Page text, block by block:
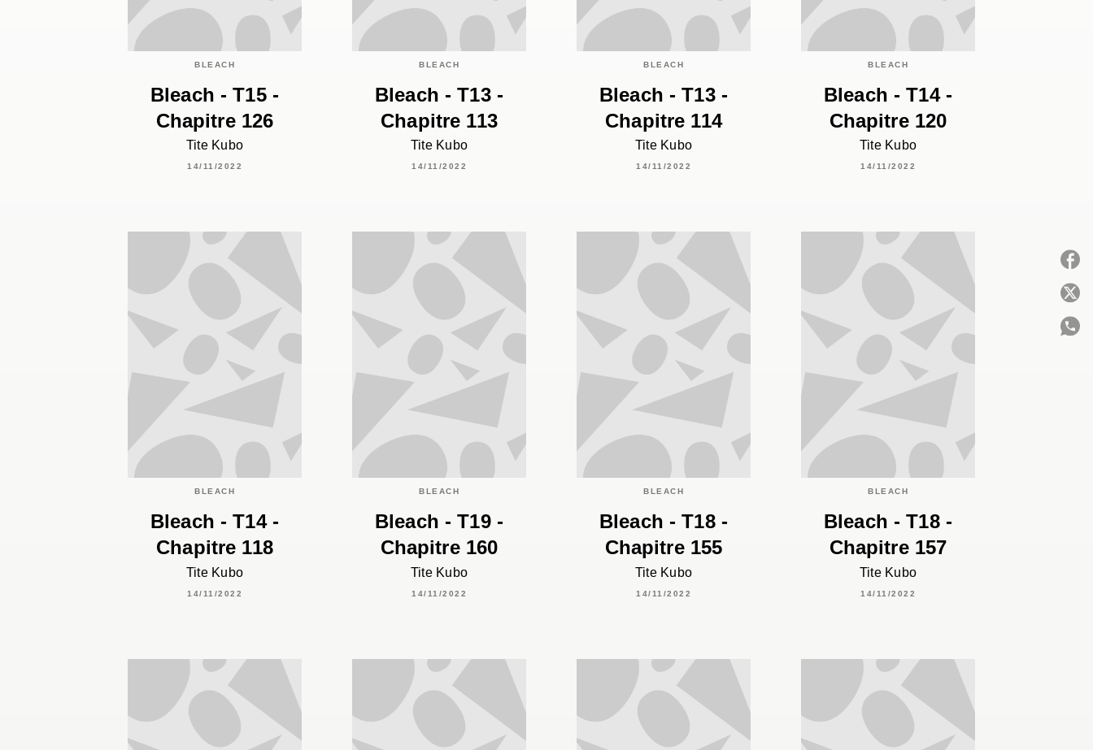
BLEACH
Bleach - T15 -
Chapitre 126
Tite Kubo
14/11/2022
BLEACH
Bleach - T13 -
Chapitre 113
Tite Kubo
14/11/2022
BLEACH
Bleach - T13 -
Chapitre 114
Tite Kubo
14/11/2022
BLEACH
Bleach - T14 -
Chapitre 120
Tite Kubo
14/11/2022
BLEACH
Bleach - T14 -
Chapitre 118
Tite Kubo
14/11/2022
BLEACH
Bleach - T19 -
Chapitre 160
Tite Kubo
14/11/2022
BLEACH
Bleach - T18 -
Chapitre 155
Tite Kubo
14/11/2022
BLEACH
Bleach - T18 -
Chapitre 157
Tite Kubo
14/11/2022